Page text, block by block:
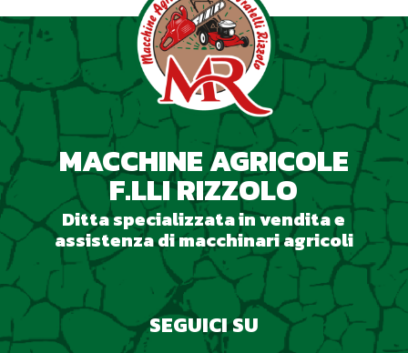
MACCHINE AGRICOLE
F.LLI RIZZOLO
Ditta specializzata in vendita e
assistenza di macchinari agricoli
SEGUICI SU